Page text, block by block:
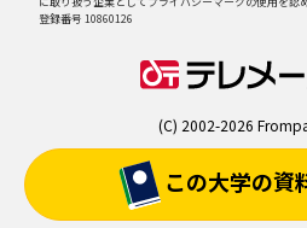
この大学の資
登録番号 10860126
(C) 2002-2026